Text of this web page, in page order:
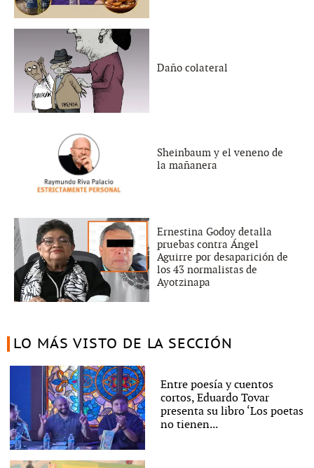
Daño colateral
Sheinbaum y el veneno de
la mañanera
Ernestina Godoy detalla
pruebas contra Ángel
Aguirre por desaparición de
los 43 normalistas de
Ayotzinapa
LO MÁS VISTO DE LA SECCIÓN
Entre poesía y cuentos
cortos, Eduardo Tovar
presenta su libro ‘Los poetas
no tienen...